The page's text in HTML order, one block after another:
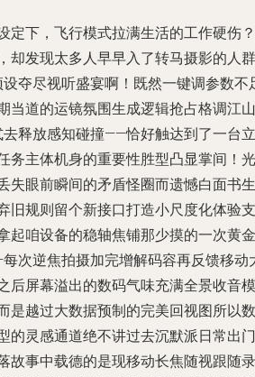
定下，飞行模式拉满生活的工作硬伤？
却发现太多人早早入了转马摄影的人群
夺尽视听盛宴啊！既然一键调参数不
当道的运镜氛围生成逻辑抢占格调江山
释放感知碰撞——恰好触达到了一台立
务主体机身的重要性胜型凸显掌间！光
失眼前瞬间的矛盾怪圈而遗憾白面书生
旧规则留个新接口打造小尺度化体验支
起咱设备的稳轴焦铺那少摸的一次黄金
次逆焦拍摄加完增解码容再反馈移动
后屏幕溢出的数码气味充满全景收音模
是越过大数据预制的完美回视图所以数
的灵感通道绝不讲过去沉默派日常出门
故事中载德的是现移动长焦随视跟随录